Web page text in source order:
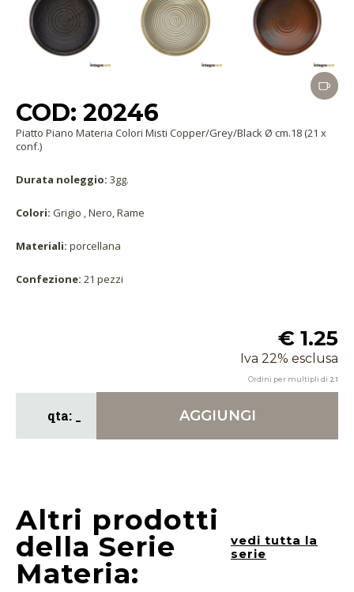
COD: 20246
Piatto Piano Materia Colori Misti Copper/Grey/Black Ø cm.18 (21 x
conf.)
Durata noleggio: 3gg.
Colori: Grigio , Nero, Rame
Materiali: porcellana
Confezione: 21 pezzi
€ 1.25
Iva 22% esclusa
Ordini per multipli di 21
AGGIUNGI
Altri prodotti
della Serie
Materia:
vedi tutta la
serie